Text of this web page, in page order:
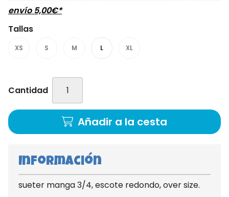
envío 5,00€*
Tallas
XS S M L XL
Cantidad
Añadir a la cesta
Información
sueter manga 3/4, escote redondo, over size.